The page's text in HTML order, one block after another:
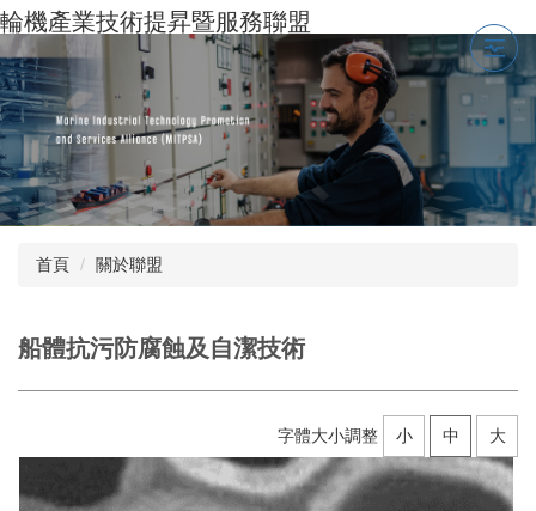
跳
到
主
要
內
容
區
輪機產業技術提昇暨服務聯盟
首頁 關於聯盟
船體抗污防腐蝕及自潔技術
字體大小調整 小 中 大